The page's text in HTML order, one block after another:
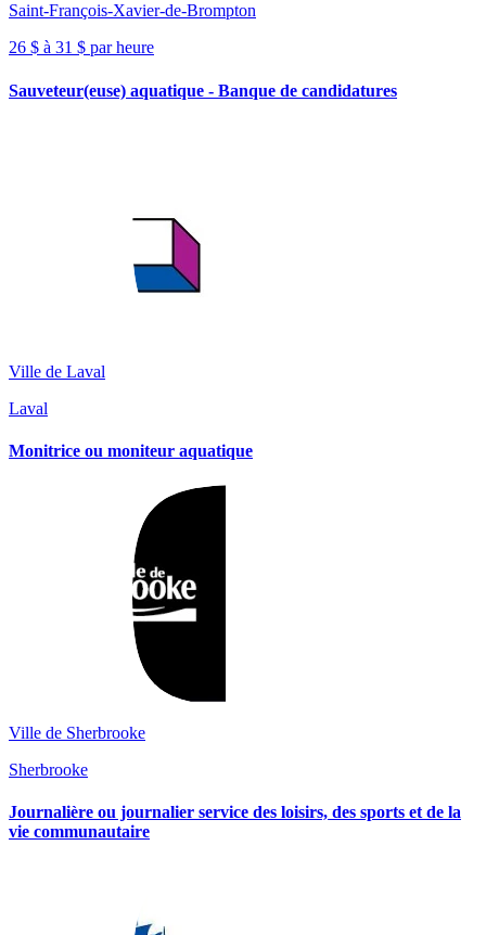
Saint-François-Xavier-de-Brompton
26 $ à 31 $ par heure
Sauveteur(euse) aquatique - Banque de candidatures
Ville de Laval
Laval
Monitrice ou moniteur aquatique
Ville de Sherbrooke
Sherbrooke
Journalière ou journalier service des loisirs, des sports et de la
vie communautaire